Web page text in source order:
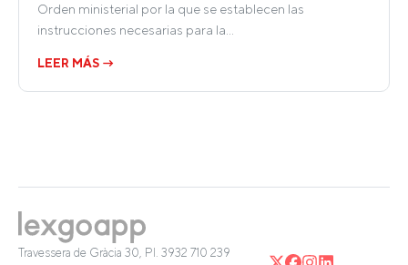
Orden ministerial por la que se establecen las
instrucciones necesarias para la…
LEER MÁS →
Travessera de Gràcia 30, Pl. 3932 710 239